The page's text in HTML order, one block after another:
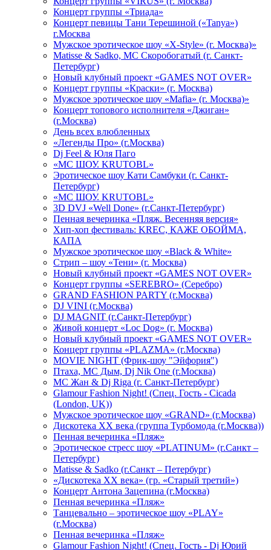
Концерт группы «Триада»
Концерт певицы Тани Терешиной («Tanya»)
г.Москва
Мужское эротическое шоу «X-Style» (г. Москва)»
Matissе & Sadko, MC Скоробогатый (г. Санкт-
Петербург)
Новый клубный проект «GAMES NOT OVER»
Концерт группы «Краски» (г. Москва)
Мужское эротическое шоу «Mafia» (г. Москва)»
Концерт топового исполнителя «Джиган»
(г.Москва)
День всех влюбленных
«Легенды Про» (г.Москва)
Dj Feel & Юля Паго
«МС ШОУ. KRUTOBL»
Эротическое шоу Кати Самбуки (г. Санкт-
Петербург)
«МС ШОУ. KRUTOBL»
3D DVJ «Well Done» (г.Санкт-Петербург)
Пенная вечеринка «Пляж. Весенняя версия»
Хип-хоп фестиваль: KREC, КАЖЕ ОБОЙМА,
КАПА
Мужское эротическое шоу «Black & White»
Стрип – шоу «Тени» (г. Москва)
Новый клубный проект «GAMES NOT OVER»
Концерт группы «SEREBRO» (Серебро)
GRAND FASHION PARTY (г.Москва)
DJ VINI (г.Москва)
DJ MAGNIT (г.Санкт-Петербург)
Живой концерт «Loc Dog» (г. Москва)
Новый клубный проект «GAMES NOT OVER»
Концерт группы «PLAZMA» (г.Москва)
MOVIE NIGHT (Фрик-шоу "Эйфория")
Птаха, МС Дым, Dj Nik One (г.Москва)
МС Жан & Dj Riga (г. Санкт-Петербург)
Glamour Fashion Night! (Спец. Гость - Cicada
(London, UK))
Мужское эротическое шоу «GRAND» (г.Москва)
Дискотека XX века (группа Турбомода (г.Москва))
Пенная вечеринка «Пляж»
Эротическое стресс шоу «PLATINUM» (г.Санкт –
Петербург)
Matisse & Sadko (г.Санкт – Петербург)
«Дискотека ХХ века» (гр. «Старый третий»)
Концерт Антона Зацепина (г.Москва)
Пенная вечеринка «Пляж»
Танцевально – эротическое шоу «PLAY»
(г.Москва)
Пенная вечеринка «Пляж»
Glamour Fashion Night! (Спец. Гость - Dj Юрий